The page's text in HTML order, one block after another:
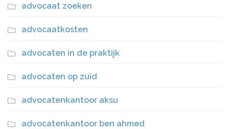
advocaat zoeken
advocaatkosten
advocaten in de praktijk
advocaten op zuid
advocatenkantoor aksu
advocatenkantoor ben ahmed